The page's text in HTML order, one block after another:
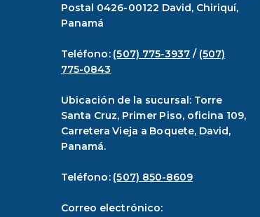
Postal 0426-00122 David, Chiriquí,
Panamá
Teléfono: (507) 775-3937 / (507)
775-0843
Ubicación de la sucursal: Torre
Santa Cruz, Primer Piso, oficina 109,
Carretera Vieja a Boquete, David,
Panamá.
Teléfono: (507) 850-8609
Correo electrónico: